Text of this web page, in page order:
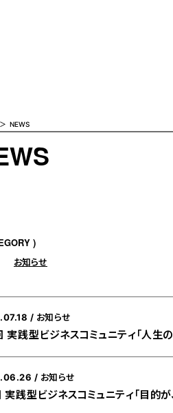
NEWS
お知らせ
実践型ビジネスコミュニティ「人生
お知らせ
実践型ビジネスコミュニティ「目的
お知らせ